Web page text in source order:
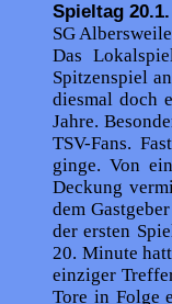
Spieltag 20.1.
SG
Das
Spitzenspiel
diesmal doch
Jahre.
TSV-Fans.
ginge. Von
Deckung
dem
der ersten
20. Minute
einziger
Tore in Folge